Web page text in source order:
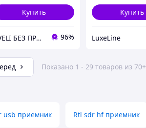
Купить
EVELI БЕЗ ПРЕДОПЛАТ 96%
Купить
LuxeLine
Показано 1 - 29 товаров из 70+
usb приемник Rtl sdr hf приемник